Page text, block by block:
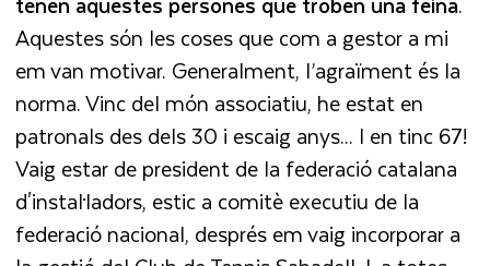
Aquestes són les coses que com a gestor a mi
em van motivar. Generalment, l’agraïment és la
norma. Vinc del món associatiu, he estat en
patronals des dels 30 i escaig anys... I en tinc 67!
Vaig estar de president de la federació catalana
d'instal·ladors, estic a comitè executiu de la
federació nacional, després em vaig incorporar a